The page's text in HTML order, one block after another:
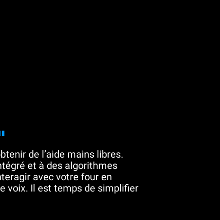
de l’aide mains libres.
et à des algorithmes
avec votre four en
voix. Il est temps de simplifier